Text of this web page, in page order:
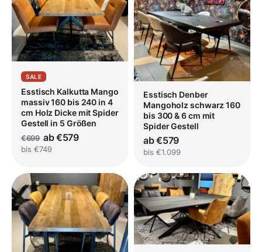
SALE
Esstisch Kalkutta Mango
massiv 160 bis 240 in 4
cm Holz Dicke mit Spider
Gestell in 5 Größen
€699 ab €579
bis €749
Esstisch Denber
Mangoholz schwarz 160
bis 300 & 6 cm mit
Spider Gestell
ab €579
bis €1.099